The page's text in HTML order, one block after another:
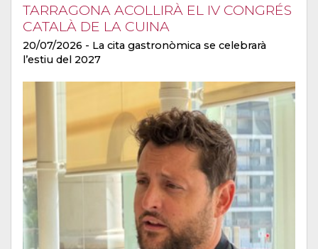
TARRAGONA ACOLLIRÀ EL IV CONGRÉS
CATALÀ DE LA CUINA
20/07/2026 - La cita gastronòmica se celebrarà
l’estiu del 2027